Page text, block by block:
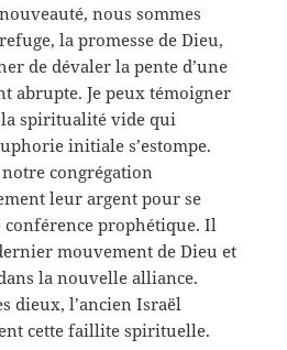
nous sommes
la promesse de Dieu,
de dévaler la pente d’une
abrupte. Je peux témoigner
la spiritualité vide qui
initiale s’estompe.
congrégation
leur argent pour se
prophétique. Il
mouvement de Dieu et
la nouvelle alliance.
dieux, l’ancien Israël
cette faillite spirituelle.